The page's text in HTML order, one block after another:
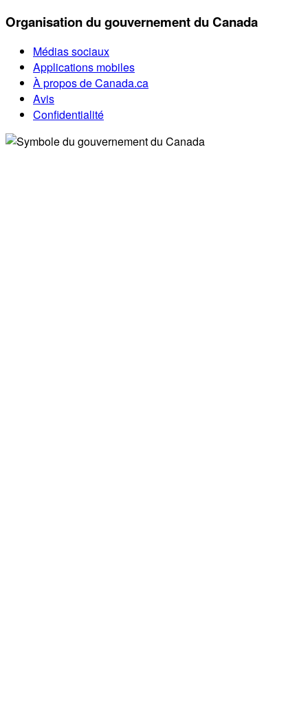
Organisation du gouvernement du Canada
Médias sociaux
Applications mobiles
À propos de Canada.ca
Avis
Confidentialité